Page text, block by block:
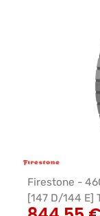
Firestone -
[147 D/144 E]